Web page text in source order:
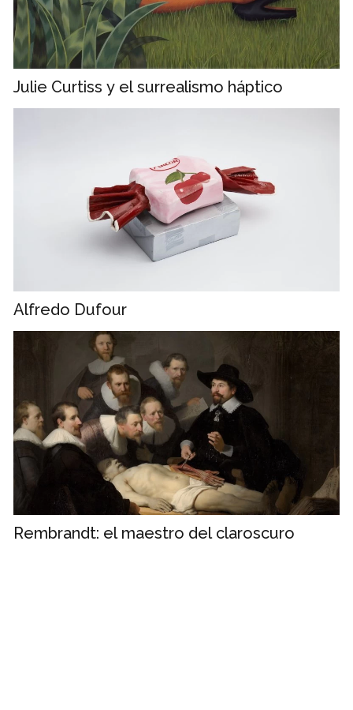
Julie Curtiss y el surrealismo háptico
Alfredo Dufour
Rembrandt: el maestro del claroscuro